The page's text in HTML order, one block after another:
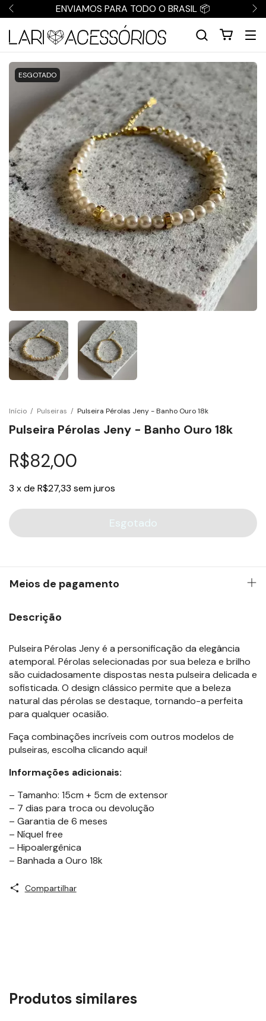
ENVIAMOS PARA TODO O BRASIL 📦
ESGOTADO
Início / Pulseiras / Pulseira Pérolas Jeny - Banho Ouro 18k
Pulseira Pérolas Jeny - Banho Ouro 18k
R$82,00
3 xde R$27,33 sem juros
Meios de pagamento
Descrição
Pulseira Pérolas Jeny é a personificação da elegância
atemporal. Pérolas selecionadas por sua beleza e brilho
são cuidadosamente dispostas nesta pulseira delicada e
sofisticada. O design clássico permite que a beleza
natural das pérolas se destaque, tornando-a perfeita
para qualquer ocasião.
Faça combinações incríveis com outros modelos de
pulseiras, escolha clicando aqui!
Informações adicionais:
– Tamanho: 15cm + 5cm de extensor
– 7 dias para troca ou devolução
– Garantia de 6 meses
– Níquel free
– Hipoalergênica
– Banhada a Ouro 18k
Compartilhar
Produtos similares